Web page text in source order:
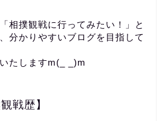
相撲観戦に行ってみたい！」と
分かりやすいブログを目指して
たしますm(_ _)m
戦歴】